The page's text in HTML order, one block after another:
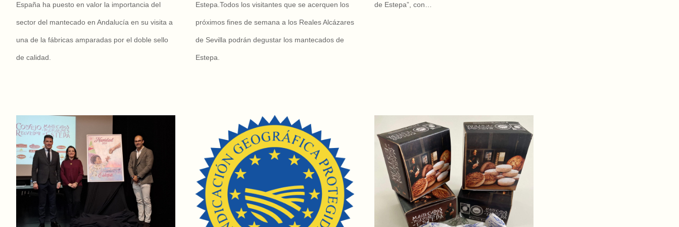
España ha puesto en valor la importancia del
sector del mantecado en Andalucía en su visita a
una de la fábricas amparadas por el doble sello
de calidad.
Estepa.Todos los visitantes que se acerquen los
próximos fines de semana a los Reales Alcázares
de Sevilla podrán degustar los mantecados de
Estepa.
de Estepa”, con…